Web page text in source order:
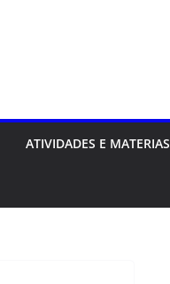
ATIVIDADES E MATERIAS